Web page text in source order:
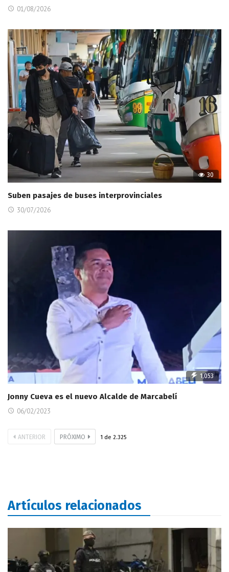
01/08/2026
30
Suben pasajes de buses interprovinciales
30/07/2026
1,053
Jonny Cueva es el nuevo Alcalde de Marcabelí
06/02/2023
ANTERIOR PRÓXIMO 1 de 2.325
Artículos relacionados